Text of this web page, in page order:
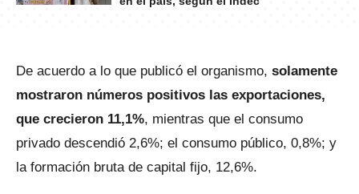
De acuerdo a lo que publicó el organismo, solamente
mostraron números positivos las exportaciones,
que crecieron 11,1%, mientras que el consumo
privado descendió 2,6%; el consumo público, 0,8%; y
la formación bruta de capital fijo, 12,6%.